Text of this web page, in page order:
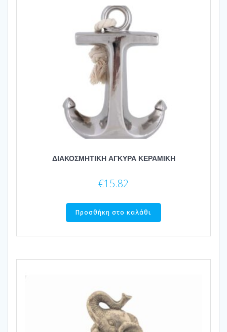
ΔΙΑΚΟΣΜΗΤΙΚΗ ΑΓΚΥΡΑ ΚΕΡΑΜΙΚΗ
€15.82
Προσθήκη στο καλάθι